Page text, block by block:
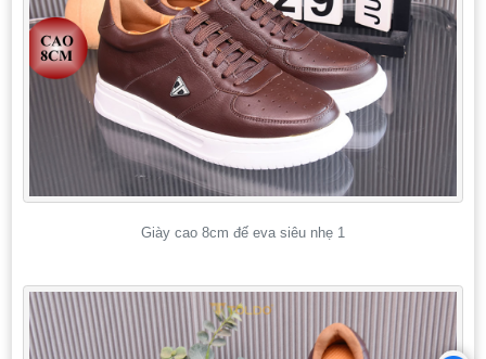
Giày cao 8cm đế eva siêu nhẹ 1